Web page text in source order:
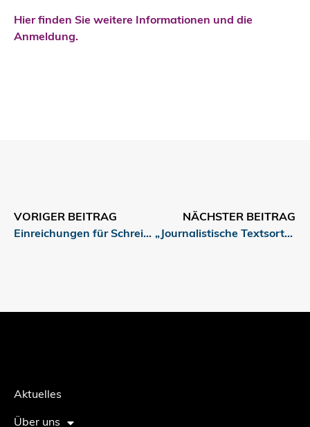
Hier finden Sie weitere Informationen und die
Anmeldung.
VORIGER BEITRAG
Einreichungen für Schreibwettbewerb zum Thema „Anders essen“ gesucht
NÄCHSTER BEITRAG
„Journalistische Textsorten“: Neue Artikel und Arbeitsaufgaben
Aktuelles
Über uns